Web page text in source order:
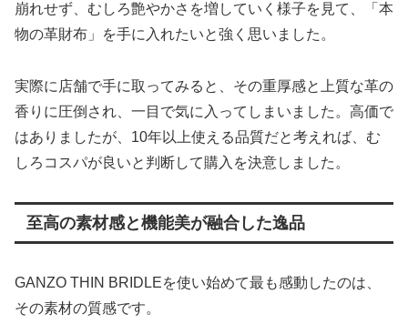
崩れせず、むしろ艶やかさを増していく様子を見て、「本
物の革財布」を手に入れたいと強く思いました。
実際に店舗で手に取ってみると、その重厚感と上質な革の
香りに圧倒され、一目で気に入ってしまいました。高価で
はありましたが、10年以上使える品質だと考えれば、む
しろコスパが良いと判断して購入を決意しました。
至高の素材感と機能美が融合した逸品
GANZO THIN BRIDLEを使い始めて最も感動したのは、
その素材の質感です。